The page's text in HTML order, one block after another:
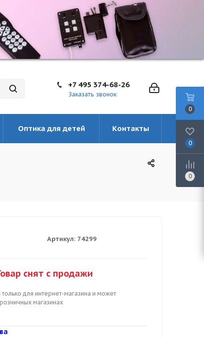
+7 495 374-68-26
Заказать звонок
Оптика для детей Контакты
Артикул: 74299
снят с продажи
только для интернет-магазина и может
магазинах
0
0
0